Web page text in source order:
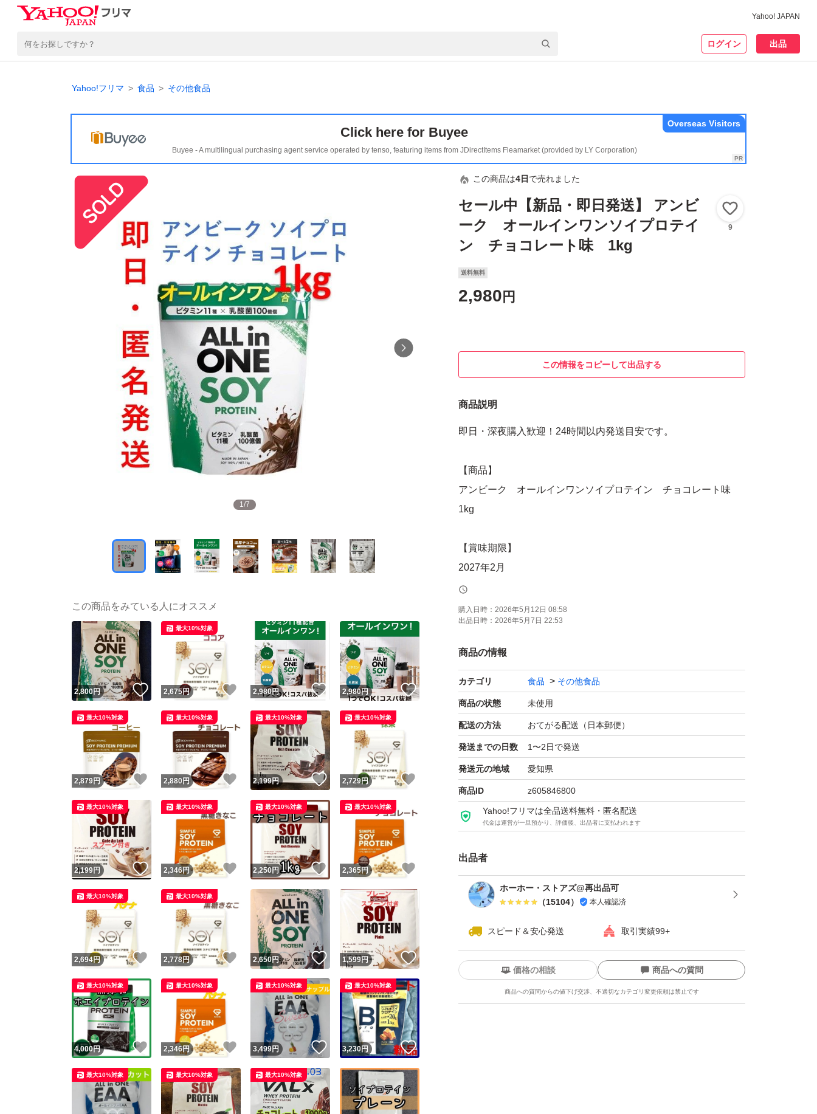
Yahoo! JAPAN
ログイン 出品
Yahoo!フリマ 食品 その他食品
Click here for Buyee
Buyee - A multilingual purchasing agent service operated by tenso, featuring items from JDirectItems Fleamarket (provided by LY Corporation)
Overseas Visitors
1/7
この商品は4日 で売れました
セール中【新品・即日発送】 アンビ
ーク オールインワンソイプロテイ
ン チョコレート味 1kg
9
送料無料
2,980 円
この情報をコピーして出品する
商品説明
即日・深夜購入歓迎！24時間以内発送目安です。
【商品】
アンビーク オールインワンソイプロテイン チョコレート味
1kg
【賞味期限】
2027年2月
■発送方法
ゆうパケットポスト
※送料を抑えるために簡易包装による発送となります。
【商品概要】
【贅沢チョコ風味で美味しい】 リッチなチョコレートの味わいで
日々のご褒美に。水で割っても濃厚でミルク感ある味わい。ザラ
【ビタミン11種配合のオールインワン】 ビタミンサプリの飲み分
けが面倒だと思いませんか？しかも毎日飲むものだから出費もか
【追及された溶けやすさ】シェイカー(別売り)の使用でより溶け
やすく！ 混ぜても泡立ちにくく滑らかな口当たり。ダマにならな
ます。
【こんな人におすすめ】 ソイプロテイン100％使用で、程よい筋
肉で引き締まったカラダを目指す方に。
購入日時： 2026年5月12日 08:58
出品日時： 2026年5月7日 22:53
商品の情報
カテゴリ 食品 その他食品
商品の状態 未使用
配送の方法 おてがる配送（日本郵便）
発送までの日数 1〜2日で発送
発送元の地域 愛知県
商品ID z605846800
Yahoo!フリマは全品送料無料・匿名配送
代金は運営が一旦預かり、評価後、出品者に支払われます
出品者
ホーホー・ストアズ@再出品可
（15104） 本人確認済
スピード＆安心発送 取引実績99+
価格の相談 商品への質問
商品への質問からの値下げ交渉、不適切なカテゴリ変更依頼は禁止です
この商品をみている人にオススメ
2,800円 いいね！
2,675円 いいね！
最大10%対象
2,980円 いいね！
2,980円 いいね！
2,879円 いいね！
最大10%対象
2,880円 いいね！
最大10%対象
2,199円 いいね！
最大10%対象
2,729円
最大10%対象
2,199円 いいね！
最大10%対象
2,346円 いいね！
最大10%対象
2,250円 いいね！
最大10%対象
2,365円
最大10%対象
2,694円 いいね！
最大10%対象
2,778円 いいね！
最大10%対象
2,650円 いいね！
1,599円 いいね！
4,000円 いいね！
最大10%対象
2,346円 いいね！
最大10%対象
3,499円 いいね！
最大10%対象
3,230円 いいね！
最大10%対象
最大10%対象 最大10%対象 最大10%対象